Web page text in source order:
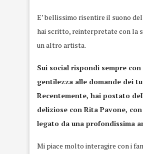
E’ bellissimo risentire il suono
hai scritto, reinterpretate con la
un altro artista.
Sui social rispondi sempre
gentilezza alle domande dei
Recentemente, hai postato
deliziose con Rita Pavone,
legato da una profondissima
Mi piace molto interagire con i